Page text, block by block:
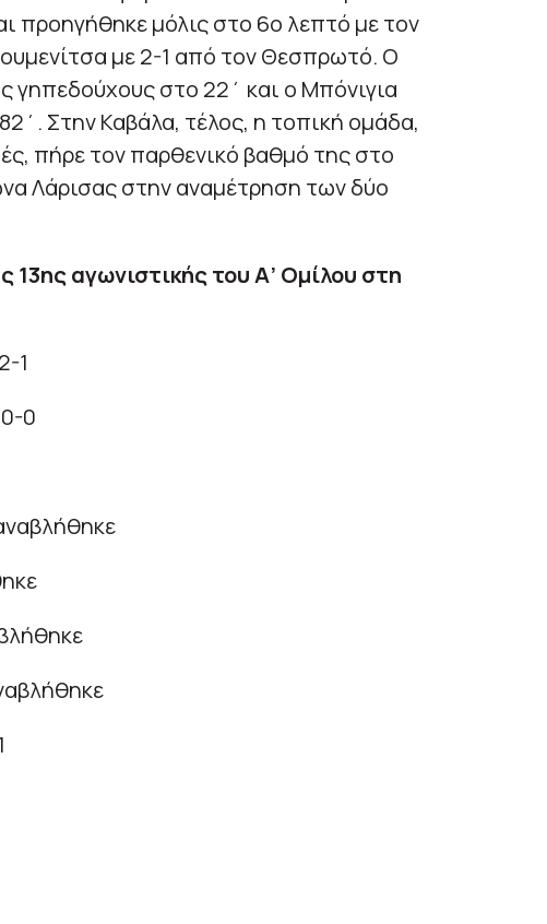
προηγήθηκε μόλις στο 6ο λεπτό με τον
με 2-1 από τον Θεσπρωτό. Ο
γηπεδούχους στο 22΄ και ο Μπόνιγια
Στην Καβάλα, τέλος, η τοπική ομάδα,
πήρε τον παρθενικό βαθμό της στο
Λάρισας στην αναμέτρηση των δύο
αγωνιστικής του Α’ Ομίλου στη
1
0